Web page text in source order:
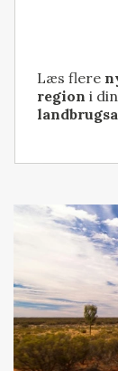
Læs flere
region i